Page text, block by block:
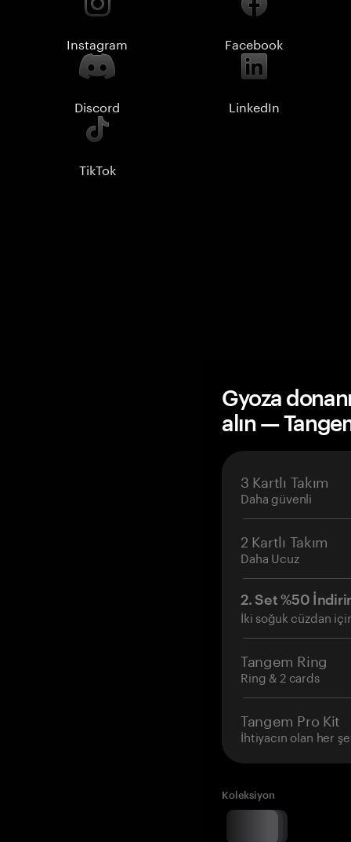
Instagram Facebook
Discord LinkedIn
TikTok
Gyoza
alın —
3 Kartlı Takım
Daha güvenli
2 Kartlı Takım
Daha Ucuz
2. Set %50
İki soğuk cüzdan
Tangem Ring
Ring & 2 cards
Tangem Pro Kit
İhtiyacın olan her
Koleksiyon